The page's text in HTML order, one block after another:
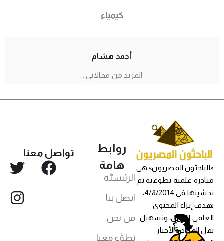
كيمياء
أحمد هشام
المزيد من مقالاتي ..
«الباحثون المصريون» هي
مبادرة علمية تطوعية تم
تدشينها في 4/8/2014،
بهدف إثراء المحتوى
العلمي العربي، وتسهيل
نقل المواد والأخبار
روابط
هامة
الرئيسيَّة
اتصل بنا
من نحن
تطوَّع معنا
تواصل معنا